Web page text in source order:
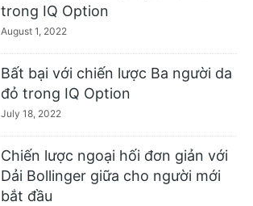
trong IQ Option
August 1, 2022
Bất bại với chiến lược Ba người da
đỏ trong IQ Option
July 18, 2022
Chiến lược ngoại hối đơn giản với
Dải Bollinger giữa cho người mới
bắt đầu